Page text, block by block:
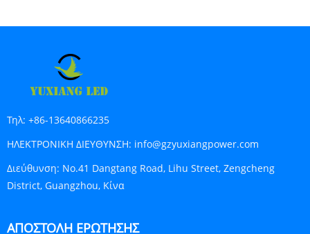
Τηλ: +86-13640866235
ΗΛΕΚΤΡΟΝΙΚΗ ΔΙΕΥΘΥΝΣΗ: info@gzyuxiangpower.com
Διεύθυνση: No.41 Dangtang Road, Lihu Street, Zengcheng
District, Guangzhou, Κίνα
ΑΠΟΣΤΟΛΉ ΕΡΏΤΗΣΗΣ